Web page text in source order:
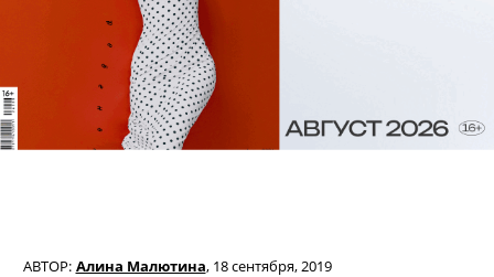
АВТОР: Алина Малютина, 18 сентября, 2019